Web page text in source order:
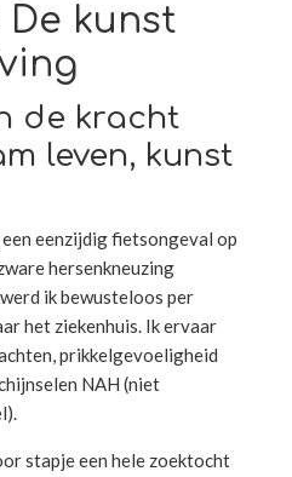
De kunst
de kracht
leven, kunst
eenzijdig fietsongeval op
hersenkneuzing
ik bewusteloos per
het ziekenhuis. Ik ervaar
prikkelgevoeligheid
NAH (niet
stapje een hele zoektocht